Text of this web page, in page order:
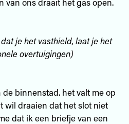
je het vasthield, laat je het
overtuigingen)
binnenstad. het valt me op
wil draaien dat het slot niet
dat ik een briefje van een